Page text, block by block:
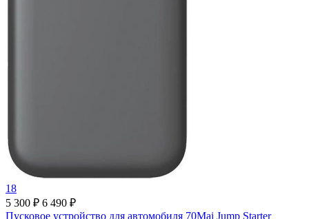
18
5 300 ₽ 6 490 ₽
Пусковое устройство для автомобиля 70Mai Jump Starter